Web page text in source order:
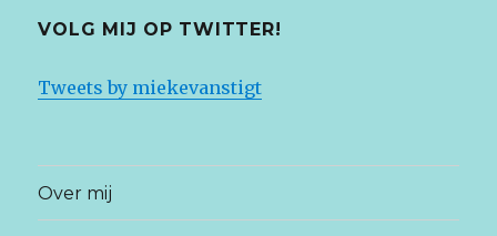
VOLG MIJ OP TWITTER!
Tweets by miekevanstigt
Over mij